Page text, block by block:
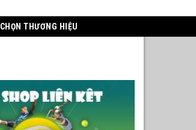
CHỌN THƯƠNG HIỆU